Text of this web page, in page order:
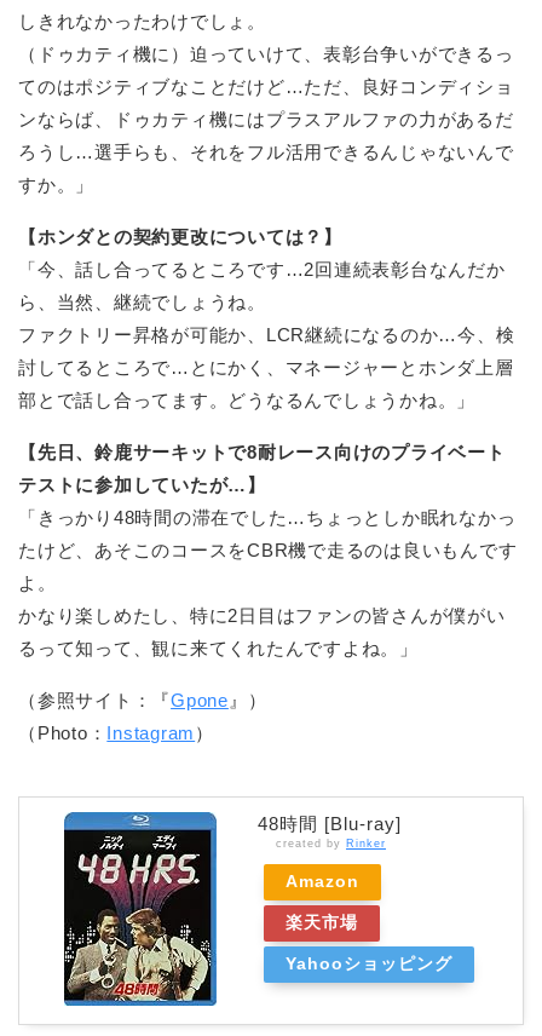
しきれなかったわけでしょ。
（ドゥカティ機に）迫っていけて、表彰台争いができるっ
てのはポジティブなことだけど…ただ、良好コンディショ
ンならば、ドゥカティ機にはプラスアルファの力があるだ
ろうし…選手らも、それをフル活用できるんじゃないんで
すか。」
【ホンダとの契約更改については？】
「今、話し合ってるところです…2回連続表彰台なんだか
ら、当然、継続でしょうね。
ファクトリー昇格が可能か、LCR継続になるのか…今、検
討してるところで…とにかく、マネージャーとホンダ上層
部とで話し合ってます。どうなるんでしょうかね。」
【先日、鈴鹿サーキットで8耐レース向けのプライベート
テストに参加していたが…】
「きっかり48時間の滞在でした…ちょっとしか眠れなかっ
たけど、あそこのコースをCBR機で走るのは良いもんです
よ。
かなり楽しめたし、特に2日目はファンの皆さんが僕がい
るって知って、観に来てくれたんですよね。」
（参照サイト：『Gpone 』）
（Photo： Instagram ）
48時間 [Blu-ray]
created by Rinker
Amazon
楽天市場
Yahooショッピング